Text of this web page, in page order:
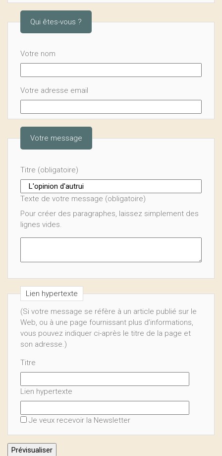
Qui êtes-vous ?
Votre nom
Votre adresse email
Votre message
Titre (obligatoire)
Texte de votre message (obligatoire)
Pour créer des paragraphes, laissez simplement des
lignes vides.
Lien hypertexte
(Si votre message se réfère à un article publié sur le
Web, ou à une page fournissant plus d’informations,
vous pouvez indiquer ci-après le titre de la page et
son adresse.)
Titre
Lien hypertexte
Je veux recevoir la Newsletter